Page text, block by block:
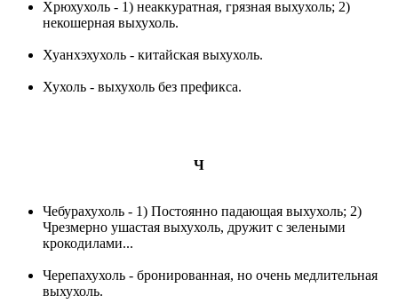
Хрюхухоль - 1) неаккуратная, грязная выхухоль; 2)
некошерная выхухоль.
Хуанхэхухоль - китайская выхухоль.
Хухоль - выхухоль без префикса.
Ч
Чебурахухоль - 1) Постоянно падающая выхухоль; 2)
Чрезмерно ушастая выхухоль, дружит с зелеными
крокодилами...
Черепахухоль - бронированная, но очень медлительная
выхухоль.